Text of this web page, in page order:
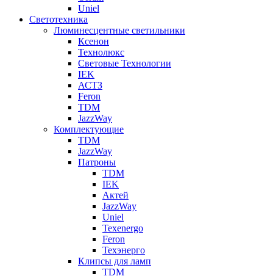
Uniel
Светотехника
Люминесцентные светильники
Ксенон
Технолюкс
Световые Технологии
IEK
АСТЗ
Feron
TDM
JazzWay
Комплектующие
TDM
JazzWay
Патроны
TDM
IEK
Актей
JazzWay
Uniel
Texenergo
Feron
Техэнерго
Клипсы для ламп
TDM